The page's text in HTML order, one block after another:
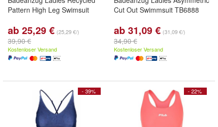
Pattern High Leg Swimsuit
ab 25,29 € (25,29 €/)
39,90 €
Kostenloser Versand
Cut Out Swimmsuit TB6888
ab 31,09 € (31,09 €/)
34,90 €
Kostenloser Versand
- 39% - 22%